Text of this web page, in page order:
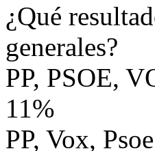
¿Qué
generales?
PP, PSOE,
11%
PP, Vox,